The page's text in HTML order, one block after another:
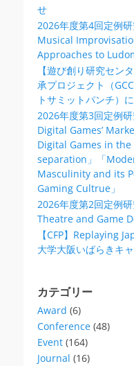
せ
2026年度第4回定例
Musical
Approaches to
【遊び創り研究セン
承プロジェクト（
トサミットパンチ）
2026年度第3回定例
Digital Games’
Digital Games in
separation」「
Masculinity and its
Gaming Cultrue」
2026年度第2回定例
Theatre and Game
【CFP】Replaying
大学大阪いばらきキャ
カテゴリー
Award (6)
Conference (48)
Event (164)
Journal (16)